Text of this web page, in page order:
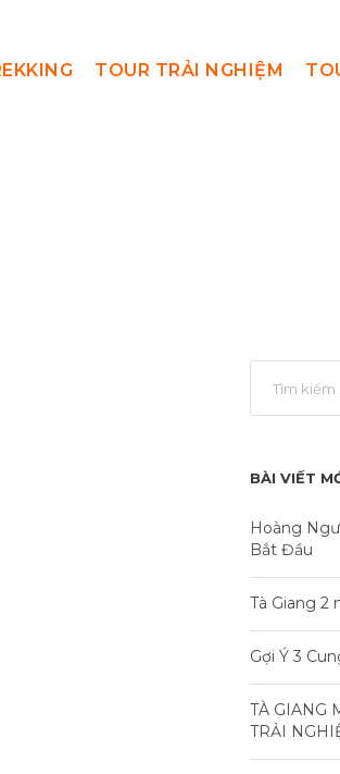
TOUR TRẢI NGHIỆM
BÀI VIẾT
Hoàng
Bắt Đầu
Tà Giang 2
Gợi Ý 3
TÀ GIANG
TRẢI